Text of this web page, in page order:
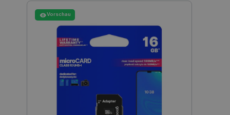
Vorschau
Funktionalität
Unbedingt erforderliche Cookies ermöglichen
wesentliche Kernfunktionen der Website wie die
Benutzeranmeldung und die Kontoverwaltung.
Ohne die unbedingt erforderlichen Cookies kann